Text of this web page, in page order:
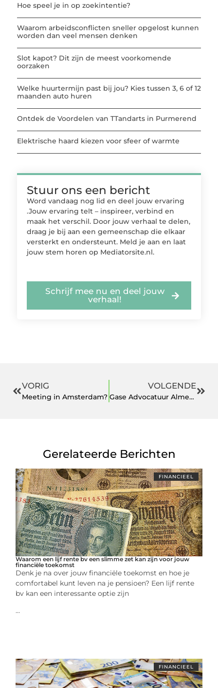
Hoe speel je in op zoekintentie?
Waarom arbeidsconflicten sneller opgelost kunnen
worden dan veel mensen denken
Slot kapot? Dit zijn de meest voorkomende
oorzaken
Welke huurtermijn past bij jou? Kies tussen 3, 6 of 12
maanden auto huren
Ontdek de Voordelen van TTandarts in Purmerend
Elektrische haard kiezen voor sfeer of warmte
Stuur ons een bericht
Word vandaag nog lid en deel jouw ervaring
.Jouw ervaring telt – inspireer, verbind en
maak het verschil. Door jouw verhaal te delen,
draag je bij aan een gemeenschap die elkaar
versterkt en ondersteunt. Meld je aan en laat
jouw stem horen op Mediatorsite.nl.
Schrijf mee nu en deel jouw
verhaal!
VORIG
Meeting in Amsterdam?
VOLGENDE
Gase Advocatuur Almere
Gerelateerde Berichten
FINANCIEEL
Waarom een lijf rente bv een slimme zet kan zijn voor jouw
financiële toekomst
Denk je na over jouw financiële toekomst en hoe je
comfortabel kunt leven na je pensioen? Een lijf rente
bv kan een interessante optie zijn
...
FINANCIEEL